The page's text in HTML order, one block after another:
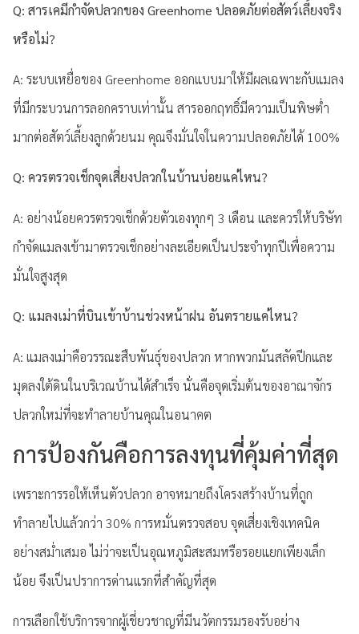
Q: สารเคมีกำจัดปลวกของ Greenhome ปลอดภัยต่อสัตว์เลี้ยงจริง
หรือไม่?
A: ระบบเหยื่อของ Greenhome ออกแบบมาให้มีผลเฉพาะกับแมลง
ที่มีกระบวนการลอกคราบเท่านั้น สารออกฤทธิ์มีความเป็นพิษต่ำ
มากต่อสัตว์เลี้ยงลูกด้วยนม คุณจึงมั่นใจในความปลอดภัยได้ 100%
Q: ควรตรวจเช็กจุดเสี่ยงปลวกในบ้านบ่อยแค่ไหน?
A: อย่างน้อยควรตรวจเช็กด้วยตัวเองทุกๆ 3 เดือน และควรให้บริษัท
กำจัดแมลงเข้ามาตรวจเช็กอย่างละเอียดเป็นประจำทุกปีเพื่อความ
มั่นใจสูงสุด
Q: แมลงเม่าที่บินเข้าบ้านช่วงหน้าฝน อันตรายแค่ไหน?
A: แมลงเม่าคือวรรณะสืบพันธุ์ของปลวก หากพวกมันสลัดปีกและ
มุดลงใต้ดินในบริเวณบ้านได้สำเร็จ นั่นคือจุดเริ่มต้นของอาณาจักร
ปลวกใหม่ที่จะทำลายบ้านคุณในอนาคต
การป้องกันคือการลงทุนที่คุ้มค่าที่สุด
เพราะการรอให้เห็นตัวปลวก อาจหมายถึงโครงสร้างบ้านที่ถูก
ทำลายไปแล้วกว่า 30% การหมั่นตรวจสอบ จุดเสี่ยงเชิงเทคนิค
อย่างสม่ำเสมอ ไม่ว่าจะเป็นอุณหภูมิสะสมหรือรอยแยกเพียงเล็ก
น้อย จึงเป็นปราการด่านแรกที่สำคัญที่สุด
การเลือกใช้บริการจากผู้เชี่ยวชาญที่มีนวัตกรรมรองรับอย่าง